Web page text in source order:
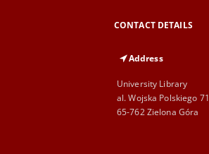
CONTACT DETAILS
Address
University Library
al. Wojska Polskiego 71
65-762 Zielona Góra